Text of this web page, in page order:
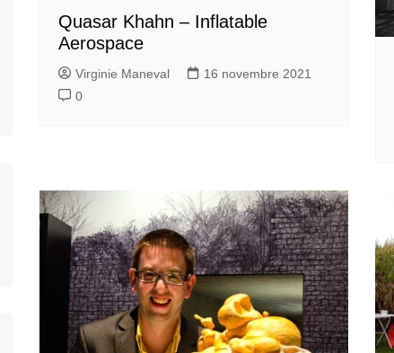
Voiture
Voiture Bulle
Quasar Khahn – Inflatable
Aerospace
Virginie Maneval
16 novembre 2021
0